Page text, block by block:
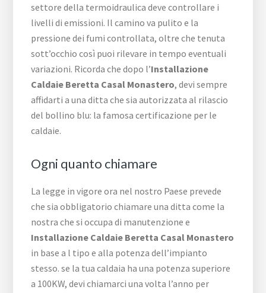
settore della termoidraulica deve controllare i
livelli di emissioni. Il camino va pulito e la
pressione dei fumi controllata, oltre che tenuta
sott’occhio così puoi rilevare in tempo eventuali
variazioni. Ricorda che dopo l’Installazione
Caldaie Beretta Casal Monastero, devi sempre
affidarti a una ditta che sia autorizzata al rilascio
del bollino blu: la famosa certificazione per le
caldaie.
Ogni quanto chiamare
La legge in vigore ora nel nostro Paese prevede
che sia obbligatorio chiamare una ditta come la
nostra che si occupa di manutenzione e
Installazione Caldaie Beretta Casal Monastero
in base a l tipo e alla potenza dell’impianto
stesso. se la tua caldaia ha una potenza superiore
a 100KW, devi chiamarci una volta l’anno per